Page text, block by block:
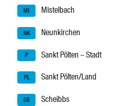
MI Mistelbach
NK Neunkirchen
P Sankt Pölten – Stadt
PL Sankt Pölten/Land
SB Scheibbs